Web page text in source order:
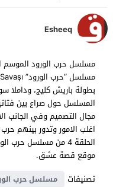
Esheeq
بطولة باريش كليج، وداملا
المسلسل حول صراع بين
مجال التصميم وفي الجانب
اغلب الامور وتدور بينهم
الحلقة 4 من مسلسل
موقع قصة عشق.
تصنيفات
مسلسل حرب